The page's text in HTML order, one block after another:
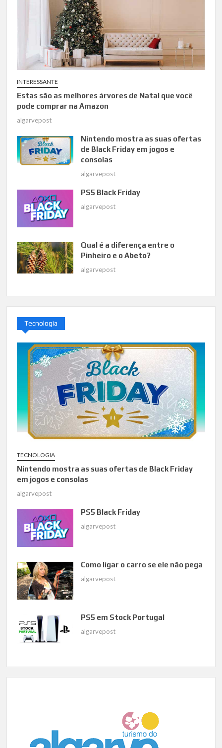
INTERESSANTE
Estas são as melhores árvores de Natal que você
pode comprar na Amazon
algarvepost
Nintendo mostra as suas ofertas
de Black Friday em jogos e
consolas
algarvepost
PS5 Black Friday
algarvepost
Qual é a diferença entre o
Pinheiro e o Abeto?
algarvepost
Tecnologia
TECNOLOGIA
Nintendo mostra as suas ofertas de Black Friday
em jogos e consolas
algarvepost
PS5 Black Friday
algarvepost
Como ligar o carro se ele não pega
algarvepost
PS5 em Stock Portugal
algarvepost